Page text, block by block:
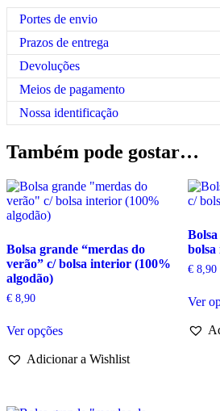
(100%
algodão)
Portes de envio
Prazos de entrega
Devoluções
Meios de pagamento
Nossa identificação
Também pode gostar…
Bolsa grande “merdas do
verão” c/ bolsa interior (100%
algodão)
€ 8,90
Ver opçõesproduct
multiple
Adicionar a Wishlist
€8,90
Ver